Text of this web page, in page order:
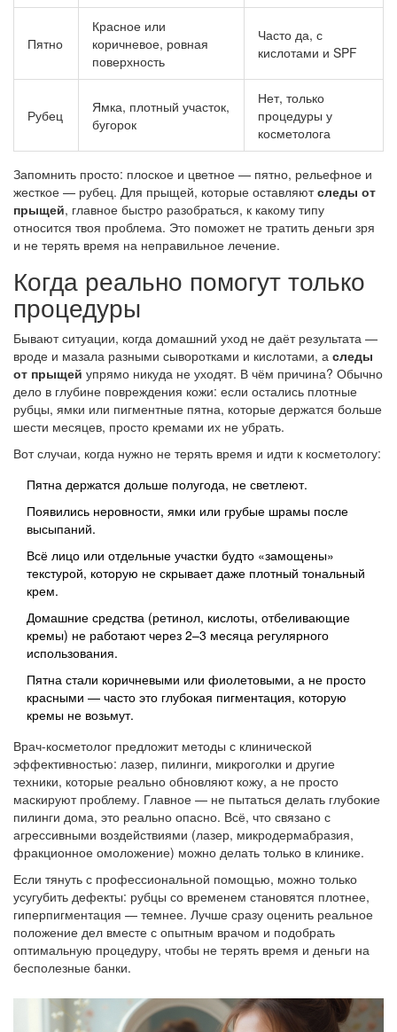
Пятно
Красное или
коричневое, ровная
поверхность
Часто да, с
кислотами и SPF
Рубец
Ямка, плотный участок,
бугорок
Нет, только
процедуры у
косметолога
Запомнить просто: плоское и цветное — пятно, рельефное и
жесткое — рубец. Для прыщей, которые оставляютследы от
прыщей, главное быстро разобраться, к какому типу
относится твоя проблема. Это поможет не тратить деньги зря
и не терять время на неправильное лечение.
Когда реально помогут только
процедуры
Бывают ситуации, когда домашний уход не даёт результата —
вроде и мазала разными сыворотками и кислотами, а следы
от прыщей упрямо никуда не уходят. В чём причина? Обычно
дело в глубине повреждения кожи: если остались плотные
рубцы, ямки или пигментные пятна, которые держатся больше
шести месяцев, просто кремами их не убрать.
Вот случаи, когда нужно не терять время и идти к косметологу:
Пятна держатся дольше полугода, не светлеют.
Появились неровности, ямки или грубые шрамы после
высыпаний.
Всё лицо или отдельные участки будто «замощены»
текстурой, которую не скрывает даже плотный тональный
крем.
Домашние средства (ретинол, кислоты, отбеливающие
кремы) не работают через 2–3 месяца регулярного
использования.
Пятна стали коричневыми или фиолетовыми, а не просто
красными — часто это глубокая пигментация, которую
кремы не возьмут.
Врач-косметолог предложит методы с клинической
эффективностью: лазер, пилинги, микроголки и другие
техники, которые реально обновляют кожу, а не просто
маскируют проблему. Главное — не пытаться делать глубокие
пилинги дома, это реально опасно. Всё, что связано с
агрессивными воздействиями (лазер, микродермабразия,
фракционное омоложение) можно делать только в клинике.
Если тянуть с профессиональной помощью, можно только
усугубить дефекты: рубцы со временем становятся плотнее,
гиперпигментация — темнее. Лучше сразу оценить реальное
положение дел вместе с опытным врачом и подобрать
оптимальную процедуру, чтобы не терять время и деньги на
бесполезные банки.